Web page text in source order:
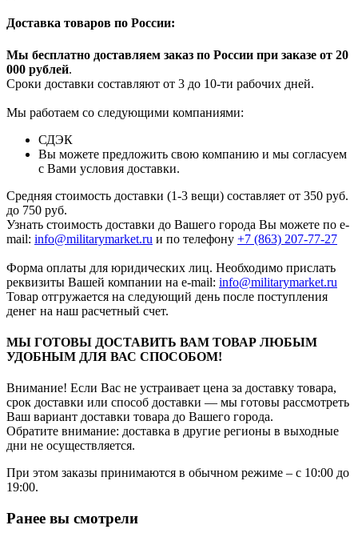
Доставка товаров по России:
Мы бесплатно доставляем заказ по России при заказе от 20
000 рублей.
Сроки доставки составляют от 3 до 10-ти рабочих дней.
Мы работаем со следующими компаниями:
СДЭК
Вы можете предложить свою компанию и мы согласуем
с Вами условия доставки.
Средняя стоимость доставки (1-3 вещи) составляет от 350 руб.
до 750 руб.
Узнать стоимость доставки до Вашего города Вы можете по e-
mail: info@militarymarket.ru и по телефону +7 (863) 207-77-27
Форма оплаты для юридических лиц. Необходимо прислать
реквизиты Вашей компании на е-mail: info@militarymarket.ru
Товар отгружается на следующий день после поступления
денег на наш расчетный счет.
МЫ ГОТОВЫ ДОСТАВИТЬ ВАМ ТОВАР ЛЮБЫМ
УДОБНЫМ ДЛЯ ВАС СПОСОБОМ!
Внимание! Если Вас не устраивает цена за доставку товара,
срок доставки или способ доставки — мы готовы рассмотреть
Ваш вариант доставки товара до Вашего города.
Обратите внимание: доставка в другие регионы в выходные
дни не осуществляется.
При этом заказы принимаются в обычном режиме – с 10:00 до
19:00.
Ранее вы смотрели